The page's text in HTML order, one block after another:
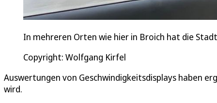
In mehreren Orten wie hier in Broich hat die
Copyright: Wolfgang Kirfel
Auswertungen von Geschwindigkeitsdisplays haben
wird.